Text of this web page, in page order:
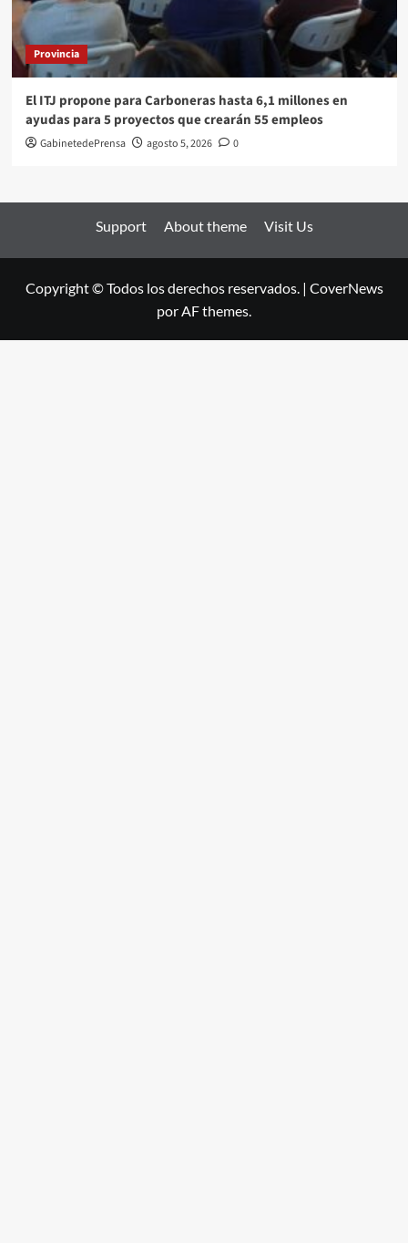
Provincia
El ITJ propone para Carboneras hasta 6,1 millones en
ayudas para 5 proyectos que crearán 55 empleos
GabinetedePrensa agosto 5, 2026 0
Support About theme Visit Us
Copyright © Todos los derechos reservados. | CoverNews
por AF themes.